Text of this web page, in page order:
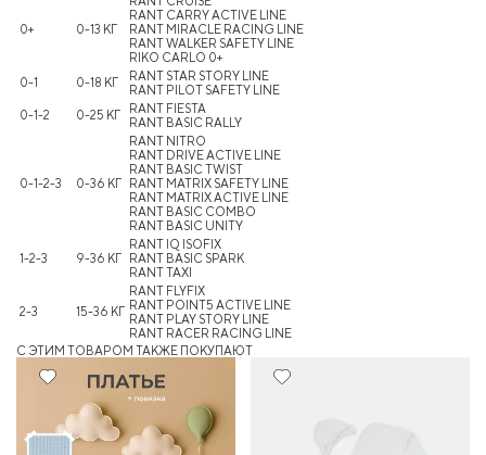
0+ 0-13 КГ
RANT CARRY ACTIVE LINE
RANT MIRACLE RACING LINE
RANT WALKER SAFETY LINE
RIKO CARLO 0+
0-1
0-18 КГ
RANT STAR STORY LINE
RANT PILOT SAFETY LINE
0-1-2
0-25 КГ
RANT FIESTA
RANT BASIC RALLY
0-1-2-3 0-36 КГ
RANT NITRO
RANT DRIVE ACTIVE LINE
RANT BASIC TWIST
RANT MATRIX SAFETY LINE
RANT MATRIX ACTIVE LINE
RANT BASIC COMBO
RANT BASIC UNITY
1-2-3 9-36 КГ
RANT IQ ISOFIX
RANT BASIC SPARK
RANT TAXI
2-3 15-36 КГ
RANT FLYFIX
RANT POINT5 ACTIVE LINE
RANT PLAY STORY LINE
RANT RACER RACING LINE
C ЭТИМ ТОВАРОМ ТАКЖЕ ПОКУПАЮТ